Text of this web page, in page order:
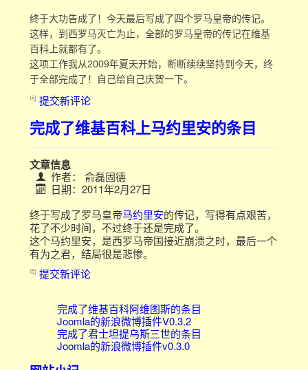
终于大功告成了！今天最后写成了四个罗马皇帝的传记。
这样，到西罗马灭亡为止，全部的罗马皇帝的传记在维基
百科上就都有了。
这项工作我从2009年夏天开始，断断续续坚持到今天，终
于全部完成了！自己给自己庆贺一下。
提交新评论
完成了维基百科上马约里安的条目
文章信息
作者： 俞磊固德
日期：2011年2月27日
终于写成了罗马皇帝马约里安的传记，写得有点艰苦，
花了不少时间，不过终于还是完成了。
这个马约里安，是西罗马帝国接近崩溃之时，最后一个
有为之君，结局很是悲惨。
提交新评论
完成了维基百科阿维图斯的条目
Joomla的新浪微博插件V0.3.2
完成了君士坦提乌斯三世的条目
Joomla的新浪微博插件v0.3.0